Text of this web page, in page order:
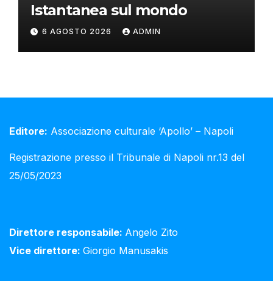
Istantanea sul mondo
6 AGOSTO 2026 ADMIN
Editore: Associazione culturale ‘Apollo’ – Napoli
Registrazione presso il Tribunale di Napoli nr.13 del
25/05/2023
Direttore responsabile: Angelo Zito
Vice direttore: Giorgio Manusakis